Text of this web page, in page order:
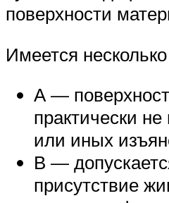
поверхности
Имеется
А —
практически
или иных
В —
присутствие